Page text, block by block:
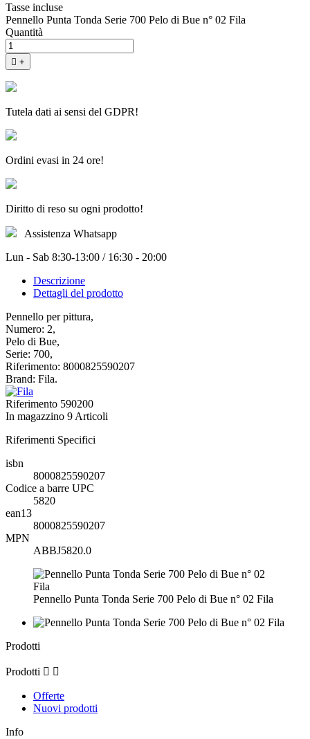
Tasse incluse
Pennello Punta Tonda Serie 700 Pelo di Bue n° 02 Fila
Quantità
 +
Tutela dati ai sensi del GDPR!
Ordini evasi in 24 ore!
Diritto di reso su ogni prodotto!
Assistenza Whatsapp
Lun - Sab 8:30-13:00 / 16:30 - 20:00
Descrizione
Dettagli del prodotto
Pennello per pittura,
Numero: 2,
Pelo di Bue,
Serie: 700,
Riferimento: 8000825590207
Brand: Fila.
Riferimento 590200
In magazzino 9 Articoli
Riferimenti Specifici
isbn
8000825590207
Codice a barre UPC
5820
ean13
8000825590207
MPN
ABBJ5820.0
Pennello Punta Tonda Serie 700 Pelo di Bue n° 02 Fila
Prodotti
Prodotti  
Offerte
Nuovi prodotti
Info